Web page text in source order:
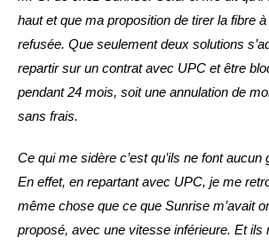
haut et que ma proposition de tirer la fibre
refusée. Que seulement deux solutions
repartir sur un contrat avec UPC et être
pendant 24 mois, soit une annulation de
sans frais.
Ce qui me sidère c’est qu’ils ne font
En effet, en repartant avec UPC, je me
même chose que ce que Sunrise m’avait
proposé, avec une vitesse inférieure. Et ils